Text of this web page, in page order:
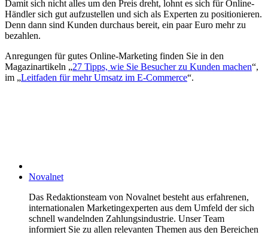
Damit sich nicht alles um den Preis dreht, lohnt es sich für Online-
Händler sich gut aufzustellen und sich als Experten zu positionieren.
Denn dann sind Kunden durchaus bereit, ein paar Euro mehr zu
bezahlen.
Anregungen für gutes Online-Marketing finden Sie in den
Magazinartikeln „27 Tipps, wie Sie Besucher zu Kunden machen“,
im „Leitfaden für mehr Umsatz im E-Commerce“.
Novalnet
Das Redaktionsteam von Novalnet besteht aus erfahrenen,
internationalen Marketingexperten aus dem Umfeld der sich
schnell wandelnden Zahlungsindustrie. Unser Team
informiert Sie zu allen relevanten Themen aus den Bereichen